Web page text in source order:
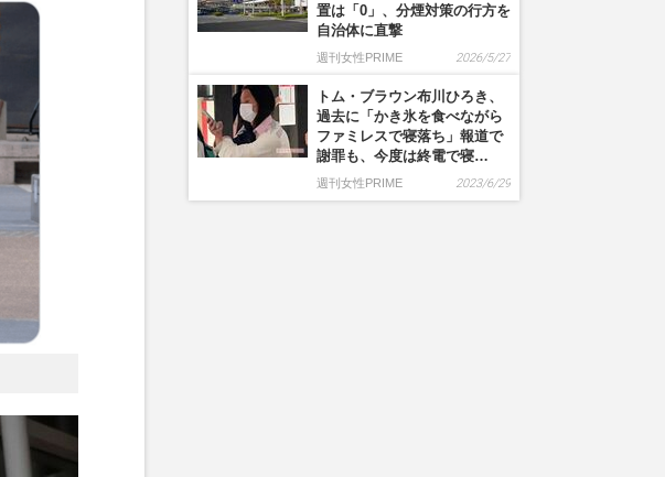
置は「0」、分煙対策の行方を
自治体に直撃
週刊女性PRIME 2026/5/27
トム・ブラウン布川ひろき、
過去に「かき氷を食べながら
ファミレスで寝落ち」報道で
謝罪も、今度は終電で寝…
週刊女性PRIME 2023/6/29